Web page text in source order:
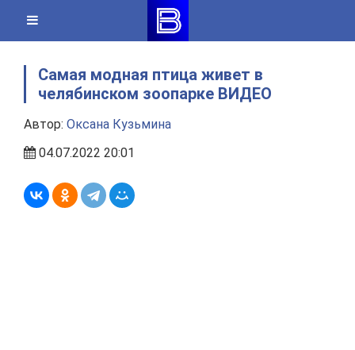
content
Самая модная птица живет в
челябинском зоопарке ВИДЕО
Автор: Оксана Кузьмина
04.07.2022 20:01